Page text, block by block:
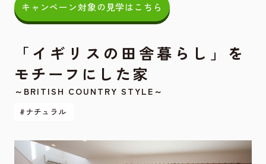
キャンペーン対象の見学はこちら
「イギリスの田舎暮らし」を
モチーフにした家
～BRITISH COUNTRY STYLE～
#ナチュラル